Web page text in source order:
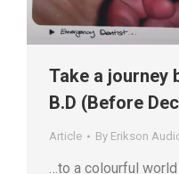
Take a journey
B.D (Before
Article By Erikson
…to a colourful